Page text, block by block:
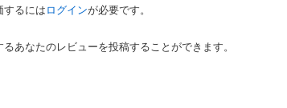
するにはログインが必要です。
るあなたのレビューを投稿することができます。